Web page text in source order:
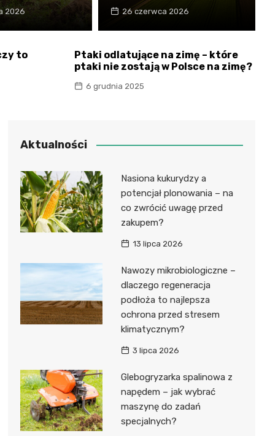
2026 26 czerwca 2026
to
Ptaki odlatujące na zimę – które
ptaki nie zostają w Polsce na zimę?
6 grudnia 2025
Aktualności
Nasiona kukurydzy a
potencjał plonowania – na
co zwrócić uwagę przed
zakupem?
13 lipca 2026
Nawozy mikrobiologiczne –
dlaczego regeneracja
podłoża to najlepsza
ochrona przed stresem
klimatycznym?
3 lipca 2026
Glebogryzarka spalinowa z
napędem – jak wybrać
maszynę do zadań
specjalnych?